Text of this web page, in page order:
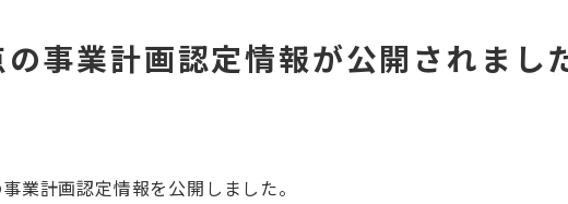
事業計画認定情報が公開されまし
業計画認定情報を公開しました。